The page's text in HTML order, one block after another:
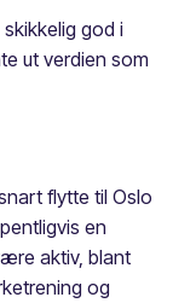
god i
ut verdien som
flytte til Oslo
en
aktiv, blant
og